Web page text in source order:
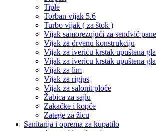
Tiple
Torban vijak 5.6
Turbo vijak ( za štok )
Vijak samorezujući za sendvič
Vijak za drvenu konstrukciju
Vijak za ivericu krstak upuštena
Vijak za ivericu krstak upuštena
Vijak za lim
Vijak za rigips
Vijak za salonit ploče
Žabica za sajlu
Zakačke i kopče
Zatege za žicu
Sanitarija i oprema za kupatilo